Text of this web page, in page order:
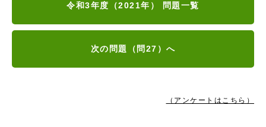
令和3年度（2021年） 問題一覧
次の問題（問27）へ
（アンケートはこちら）